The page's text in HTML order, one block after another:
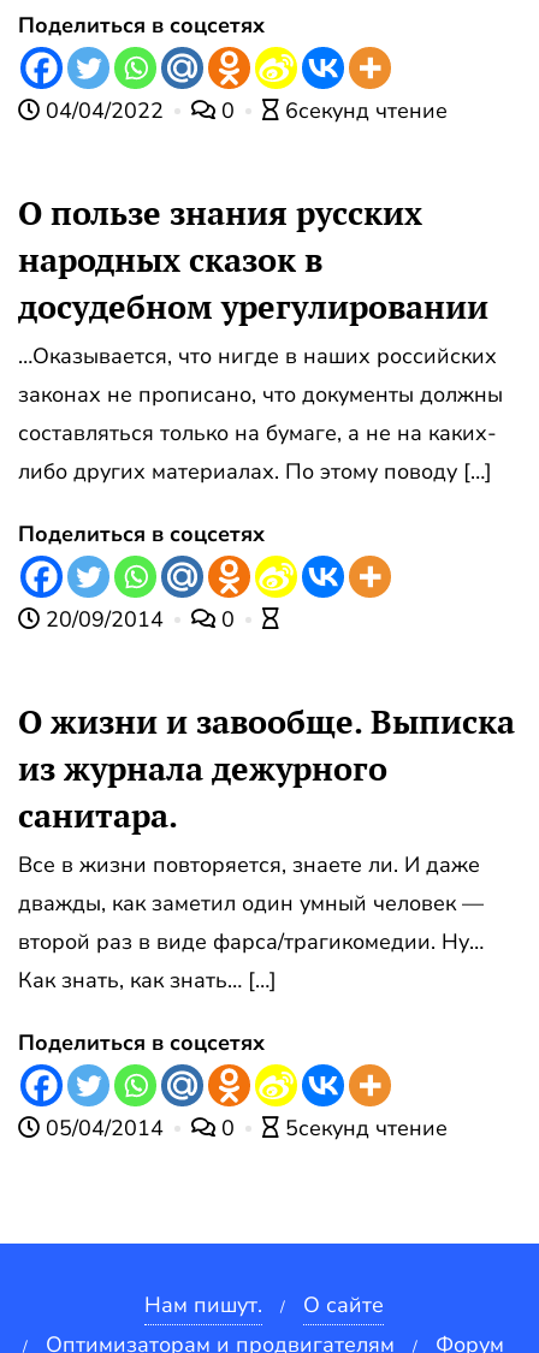
Поделиться в соцсетях
04/04/2022 0 6секунд чтение
О пользе знания русских
народных сказок в
досудебном урегулировании
…Оказывается, что нигде в наших российских
законах не прописано, что документы должны
составляться только на бумаге, а не на каких-
либо других материалах. По этому поводу […]
Поделиться в соцсетях
20/09/2014 0
О жизни и завообще. Выписка
из журнала дежурного
санитара.
Все в жизни повторяется, знаете ли. И даже
дважды, как заметил один умный человек —
второй раз в виде фарса/трагикомедии. Ну…
Как знать, как знать… […]
Поделиться в соцсетях
05/04/2014 0 5секунд чтение
Нам пишут.
О сайте
Оптимизаторам и продвигателям
Форум